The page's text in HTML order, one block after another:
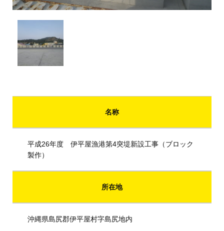
名称
平成26年度 伊平屋漁港第4突堤新設工事（ブロック
製作）
所在地
沖縄県島尻郡伊平屋村字島尻地内